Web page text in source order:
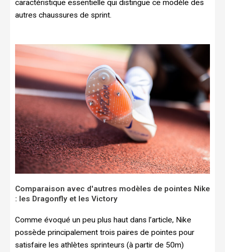
caractéristique essentielle qui distingue ce modèle des
autres chaussures de sprint.
Comparaison avec d'autres modèles de pointes Nike
: les Dragonfly et les Victory
Comme évoqué un peu plus haut dans l’article, Nike
possède principalement trois paires de pointes pour
satisfaire les athlètes sprinteurs (à partir de 50m)